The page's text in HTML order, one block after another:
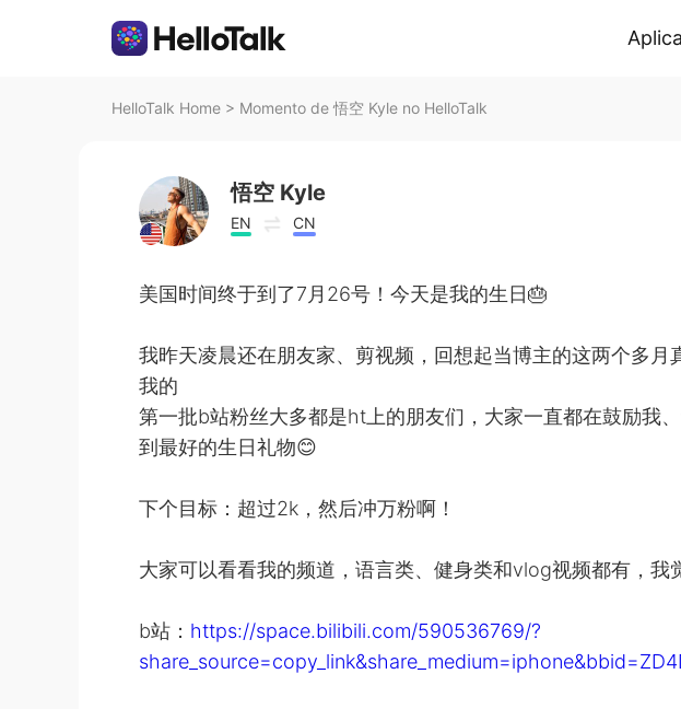
HelloTalk Home > Momento de 悟空 Kyle no HelloTalk
悟空 Kyle
EN CN
美国时间终于到了7月26号！今天是我的生日🎂
我昨天凌晨还在朋友家、剪视频，回想起当博主的这两个多月
我的
第一批b站粉丝大多都是ht上的朋友们，大家一直都在鼓励我
到最好的生日礼物😊
下个目标：超过2k，然后冲万粉啊！
大家可以看看我的频道，语言类、健身类和vlog视频都有，我
b站： https://space.bilibili.com/590536769/?